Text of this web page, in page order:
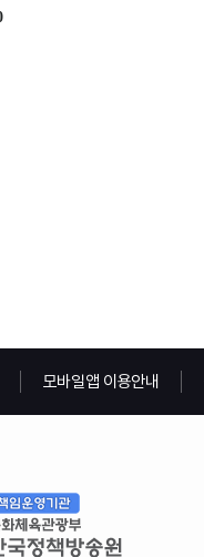
모바일앱 이용안내